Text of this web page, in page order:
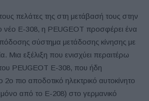
πελάτες της στη μετάβασή τους στην
νέο E-308, η PEUGEOT προσφέρει ένα
σύστημα μετάδοσης κίνησης με
Μια εξέλιξη που ενισχύει περαιτέρω
του PEUGEOT E-308, που ήδη
2ο πιο αποδοτικό ηλεκτρικό αυτοκίνητο
από το E-208) στο γερμανικό